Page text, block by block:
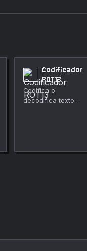
Codificador
ROT13
Codifica o
decodifica texto